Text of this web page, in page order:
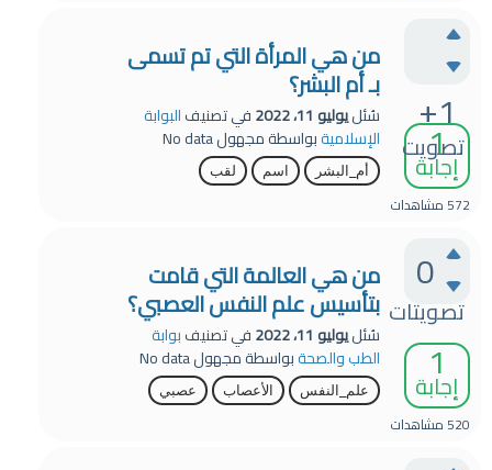
+1
تصويت
1
إجابة
572مشاهدات
من هي المرأة التي تم تسمى
بـ أم البشر؟
سُئليوليو 11، 2022 في تصنيفالبوابة
الإسلاميةبواسطةمجهولNo data
أم_البشر اسم لقب
0
تصويتات
1
إجابة
520مشاهدات
من هي العالمة التي قامت
بتأسيس علم النفس العصبي؟
سُئليوليو 11، 2022 في تصنيفبوابة
الطب والصحةبواسطةمجهولNo data
علم_النفس الأعصاب عصبي